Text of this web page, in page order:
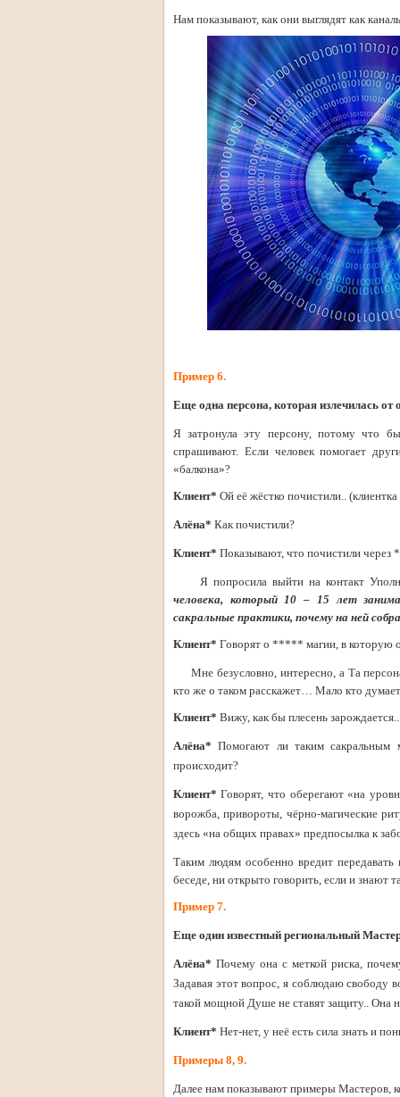
Нам показывают, как они выглядят как
Пример 6.
Еще одна персона, которая излечилась от
Я затронула эту персону, потому что
спрашивают. Если человек помогает
«балкона»?
Клиент* Ой её жёстко почистили..
Алёна* Как почистили?
Клиент* Показывают, что почистили
Я попросила выйти на контакт
человека, который 10 – 15 лет
сакральные практики, почему на ней
Клиент* Говорят о ***** магии, в которую
Мне безусловно, интересно, а Та
кто же о таком расскажет… Мало кто
Клиент* Вижу, как бы плесень
Алёна* Помогают ли таким
происходит?
Клиент* Говорят, что оберегают «на
ворожба, привороты, чёрно-магические
здесь «на общих правах» предпосылка к
Таким людям особенно вредит
беседе, ни открыто говорить, если и знают
Пример 7.
Еще один известный региональный
Алёна* Почему она с меткой риска,
Задавая этот вопрос, я соблюдаю
такой мощной Душе не ставят защиту.. Она
Клиент* Нет-нет, у неё есть сила знать и
Примеры 8, 9.
Далее нам показывают примеры Мастеров,